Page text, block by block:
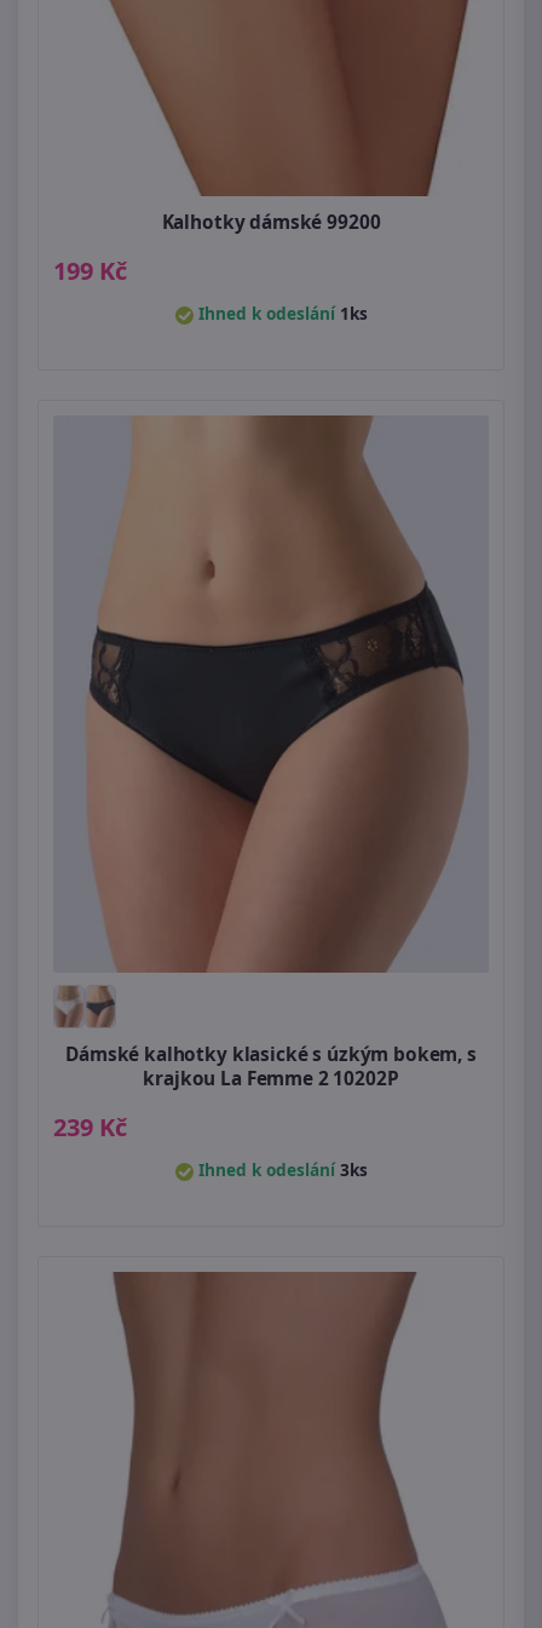
Kalhotky dámské 99200
199 Kč
Ihned k odeslání 1ks
Dámské kalhotky klasické s úzkým bokem, s
krajkou La Femme 2 10202P
239 Kč
Ihned k odeslání3ks